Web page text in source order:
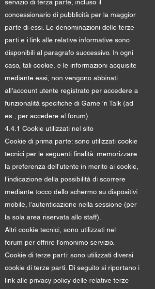
servizio di terza parte, incluso il
concessionario di pubblicità per la maggior
parte di essi. Le denominazioni delle terze
parti e i link alle relative informative sono
disponibili al paragrafo successivo. In ogni
caso, tali cookie, e le informazioni acquisite
mediante essi, non vengono abbinati
all’account utente registrato per accedere a
funzionalità specifiche di Game 'n Talk (ad
es., per accedere al forum).
4.4.1 Cookie utilizzati nel sito
Cookie di prima parte: sono utilizzati cookie
tecnici per le seguenti finalità: memorizzare
la preferenza dell’utente in merito ai cookie,
l’indicazione della possibilità di scorrere
mediante tocco dello schermo su dispositivi
mobile, l’autenticazione nella sessione (per
la sola area riservata allo staff).
Altri cookie tecnici, sono utilizzati nel
forum per offrire l’omonimo servizio.
Cookie di terze parti: sono utilizzati diversi
cookie di terze parti. Di seguito si riportano i
link alle privacy policy delle relative terze